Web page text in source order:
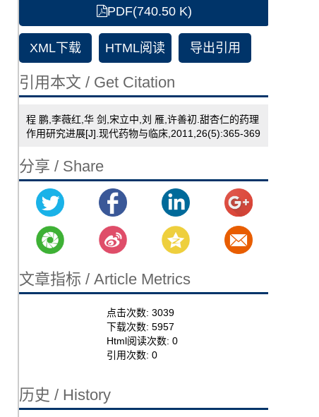
PDF(740.50 K)
XML下载 HTML阅读 导出引用
引用本文 / Get Citation
程 鹏,李薇红,华 剑,宋立中,刘 雁,许善初.甜杏仁的药理
作用研究进展[J].现代药物与临床,2011,26(5):365-369
分享 / Share
文章指标 / Article Metrics
点击次数:3039
下载次数:5957
Html阅读次数:0
引用次数:0
历史 / History